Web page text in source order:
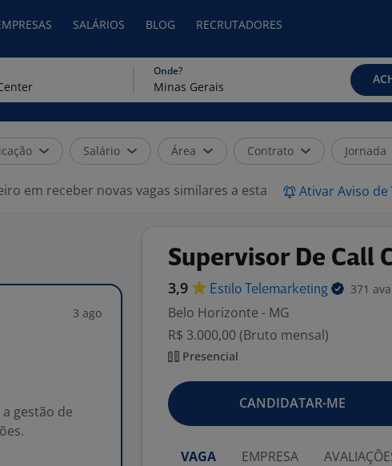
SALÁRIOS BLOG RECRUTADORES
Onde?
Salário Área Contrato Jornada
em receber novas vagas similares a esta Ativar Aviso de
3 ago
gestão de
Supervisor De Call
3,9 Estilo Telemarketing 371
Belo Horizonte - MG
R$ 3.000,00 (Bruto mensal)
Presencial
CANDIDATAR-ME
VAGA EMPRESA